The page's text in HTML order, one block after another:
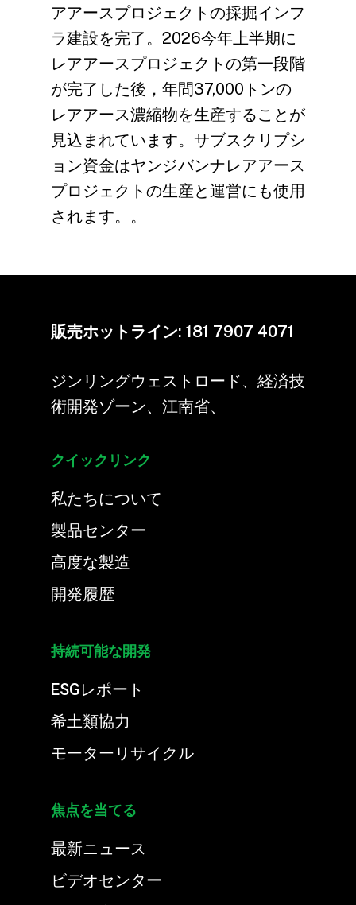
アアースプロジェクトの採掘インフ
ラ建設を完了。2026今年上半期に
レアアースプロジェクトの第一段階
が完了した後，年間37,000トンの
レアアース濃縮物を生産することが
見込まれています。サブスクリプシ
ョン資金はヤンジバンナレアアース
プロジェクトの生産と運営にも使用
されます。。
販売ホットライン: 181 7907 4071
ジンリングウェストロード、経済技
術開発ゾーン、江南省、
クイックリンク
私たちについて
製品センター
高度な製造
開発履歴
持続可能な開発
ESGレポート
希土類協力
モーターリサイクル
焦点を当てる
最新ニュース
ビデオセンター
Ltd.
+86 181 7907 4071